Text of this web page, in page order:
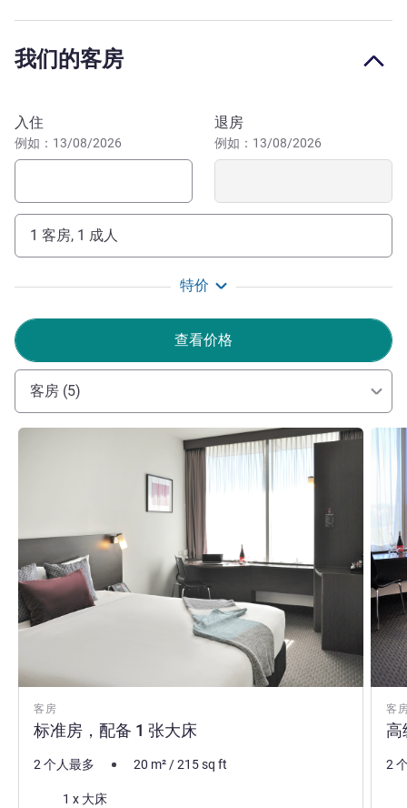
Situated 25 minutes east of Melbourne CBD, ibis
Melbourne Glen Waverley provides a superb base for
exploration of the city and its surrounds. Guests staying at
or by train, and are just 45 minutes from Melbourne Airport.
For guests looking to explore Melbourne's lush surrounds,
the beautiful Dandenong Ranges are 20 minutes from the
hour away, where guests can sample the best local wines.
宜必思墨尔本格林威福利酒店距墨尔本中央商务区不到半小
时路程，客人前往墨尔本及那里的诸多餐饮和娱乐场所相当
方便。这家时尚的墨尔本酒店还靠近壮观的雅拉谷和丹德农
感谢您选择入住宜必思墨尔本格林威福利酒店！期待您的
光临！
Kelum Gintotage 酒店管理
我们的客房
预订此酒店
入住
例如：13/08/2026
退房
例如：13/08/2026
1 客房, 1 成人
特价
查看价格
客房 (5)
客房
标准房，配备 1 张大床
请参阅详情
2 个人最多 20 m²/215sq ft
床上用品1 x 大床
客
高
请参
2